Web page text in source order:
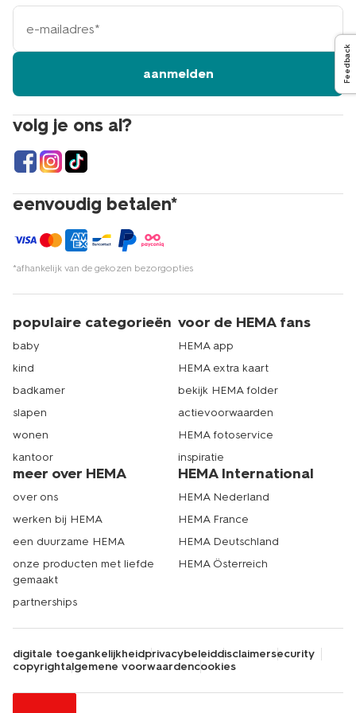
volg je ons al?
eenvoudig betalen*
*afhankelijk van de gekozen bezorgopties
e-
mailadres
aanmelden
populaire categorieën
baby
kind
badkamer
slapen
wonen
kantoor
voor de HEMA fans
HEMA app
HEMA extra kaart
bekijk HEMA folder
actievoorwaarden
HEMA fotoservice
inspiratie
meer over HEMA
over ons
werken bij HEMA
een duurzame HEMA
onze producten met liefde
gemaakt
partnerships
HEMA International
HEMA Nederland
HEMA France
HEMA Deutschland
HEMA Österreich
digitale toegankelijkheidprivacybeleiddisclaimersecurity
copyrightalgemene voorwaardencookies
Feedback